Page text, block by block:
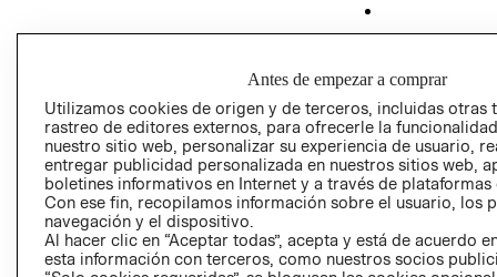
PRIVACIDAD
GIFT CARD
AVISO DE
Antes de empezar a comprar
Utilizamos cookies de origen y de terceros, incluidas otras
rastreo de editores externos, para ofrecerle la
nuestro sitio web, personalizar su experiencia de usuario,
entregar publicidad personalizada en nuestros sitios web,
boletines informativos en Internet y a través de plataformas
Con ese fin, recopilamos información sobre el usuario, los
navegación y el dispositivo.
Al hacer clic en “Aceptar todas”, acepta y está de acuerdo
esta información con terceros, como nuestros socios